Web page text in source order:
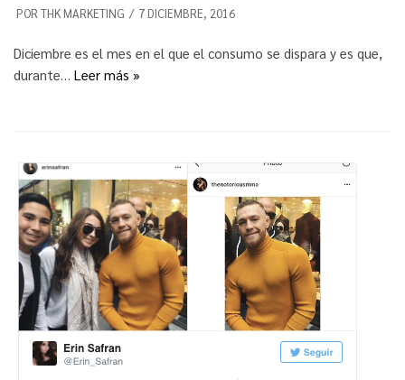
POR THK MARKETING 7 DICIEMBRE, 2016
Diciembre es el mes en el que el consumo se dispara y es que,
durante… Leer más »